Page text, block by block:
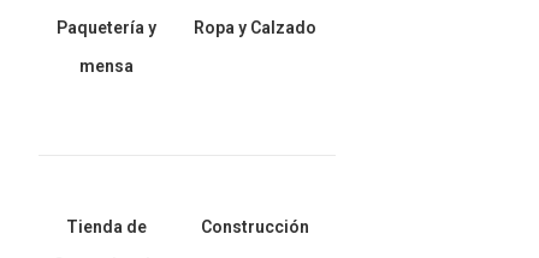
Paquetería y
mensa
Ropa y Calzado
Tienda de
Construcción